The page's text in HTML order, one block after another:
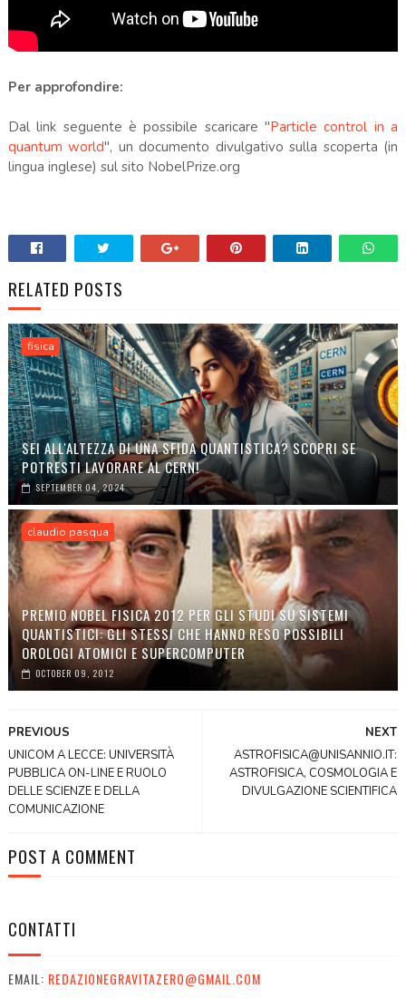
Per approfondire:
Dal link seguente è possibile scaricare "Particle control in a
quantum world", un documento divulgativo sulla scoperta (in
lingua inglese) sul sito NobelPrize.org
RELATED POSTS
fisica
SEI ALL'ALTEZZA DI UNA SFIDA QUANTISTICA? SCOPRI SE
POTRESTI LAVORARE AL CERN!
SEPTEMBER 04, 2024
claudio pasqua
PREMIO NOBEL FISICA 2012 PER GLI STUDI SU SISTEMI
QUANTISTICI: GLI STESSI CHE HANNO RESO POSSIBILI
OROLOGI ATOMICI E SUPERCOMPUTER
OCTOBER 09, 2012
NEXT
ASTROFISICA@UNISANNIO.IT:
ASTROFISICA, COSMOLOGIA E
DIVULGAZIONE SCIENTIFICA
PREVIOUS
UNICOM A LECCE: UNIVERSITÀ
PUBBLICA ON-LINE E RUOLO
DELLE SCIENZE E DELLA
COMUNICAZIONE
POST A COMMENT
CONTATTI
EMAIL: REDAZIONEGRAVITAZERO@GMAIL.COM